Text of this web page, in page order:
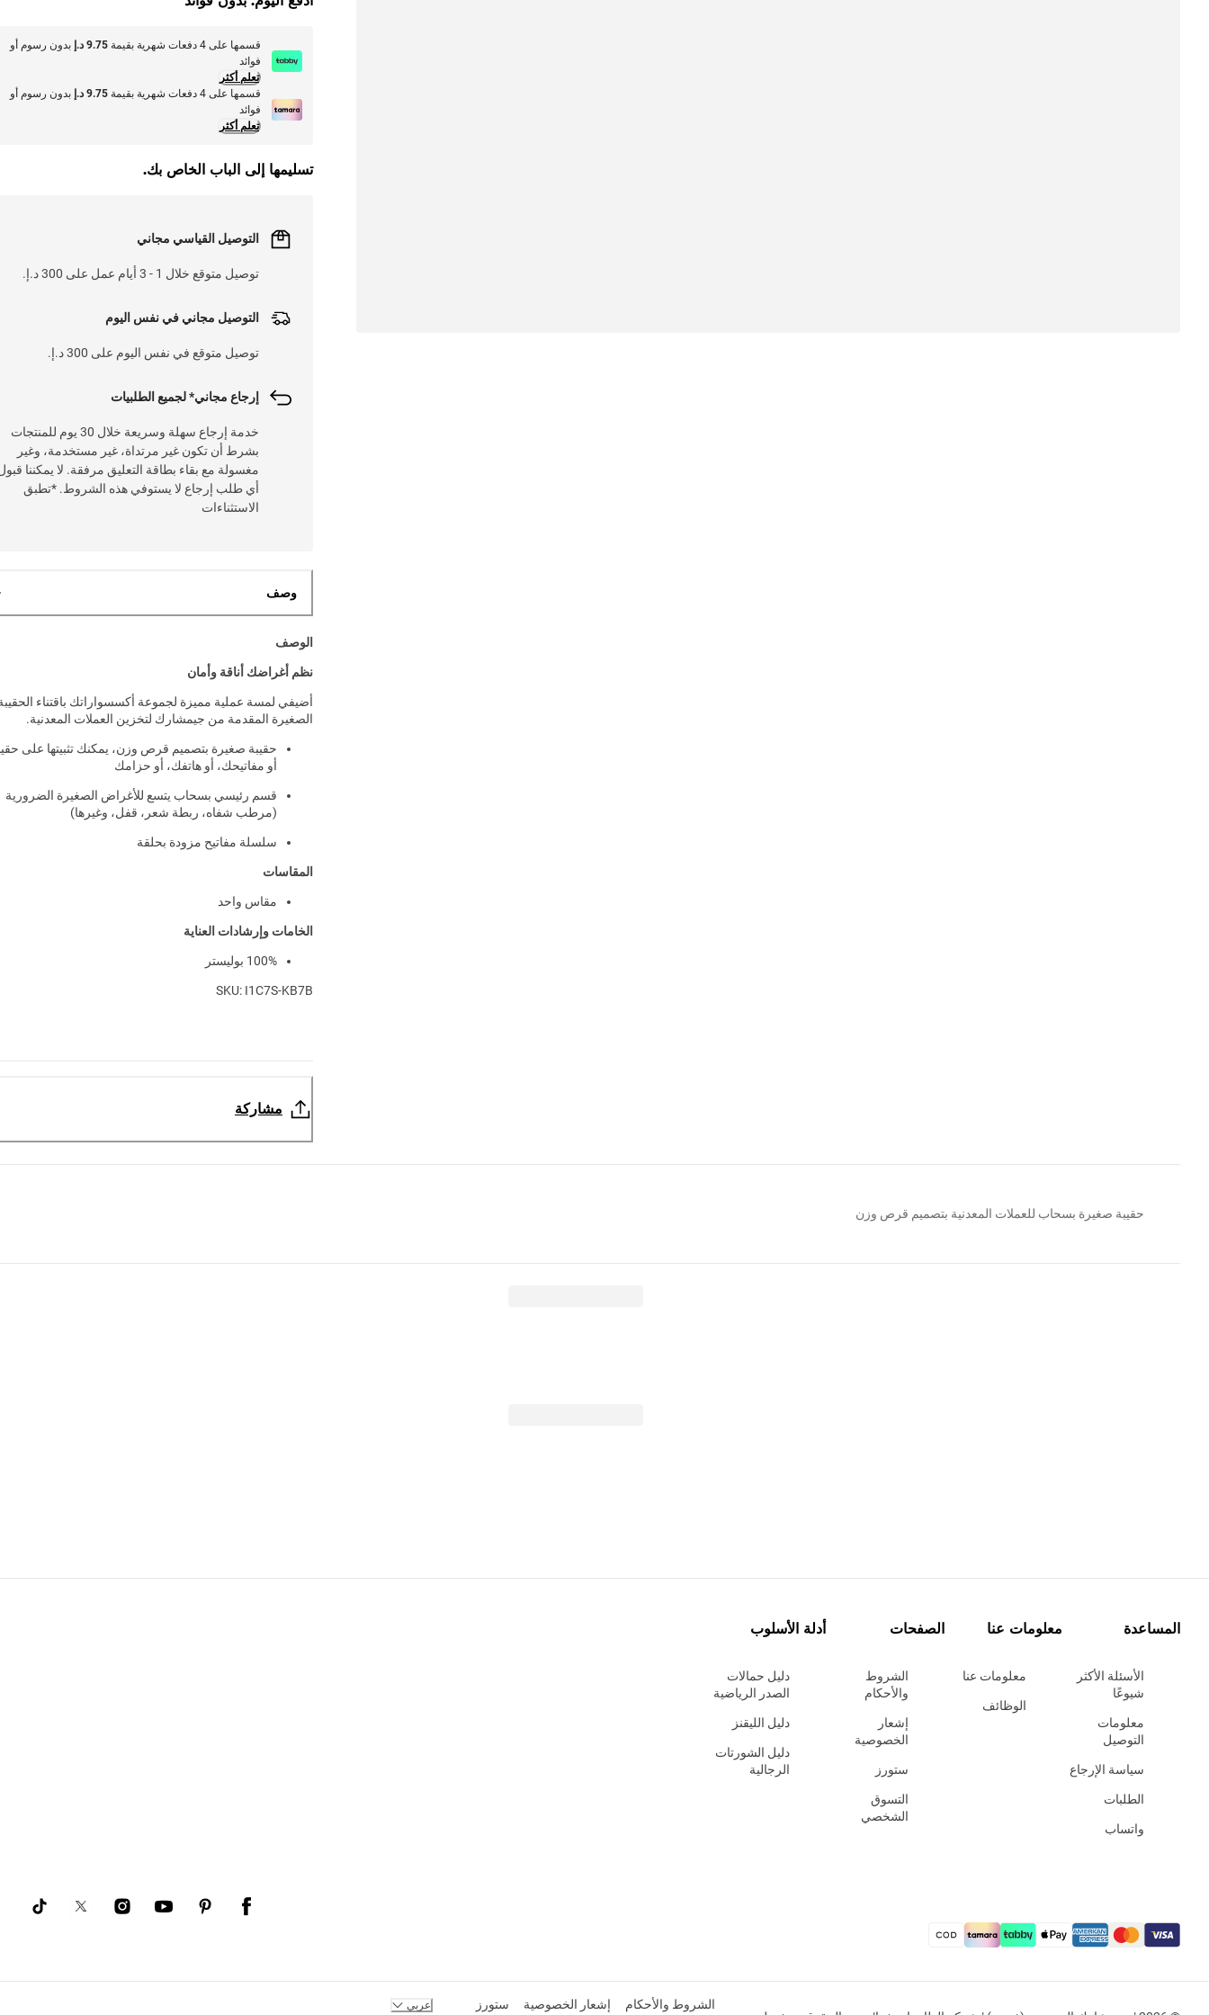
قسمها على 4 دفعات شهرية بقيمة 9.75 د.إ
بدون رسوم أو
فوائد
تعلم أكثر
قسمها على 4 دفعات شهرية بقيمة
9.75 د.إ
بدون رسوم أو
فوائد
تعلم أكثر
تسليمها إلى الباب الخاص بك.
التوصيل القياسي مجاني
توصيل متوقع خلال 1 - 3 أيام عمل على 300 د.إ.
التوصيل مجاني في نفس اليوم
توصيل متوقع في نفس اليوم على 300 د.إ.
إرجاع مجاني* لجميع الطلبيات
خدمة إرجاع سهلة وسريعة خلال 30 يوم للمنتجات
بشرط أن تكون غير مرتداة، غير مستخدمة، وغير
مغسولة مع بقاء بطاقة التعليق مرفقة. لا يمكننا
أي طلب إرجاع لا يستوفي هذه الشروط. *تطبق
الاستثناءات
وصف
الوصف
نظم أغراضك أناقة وأمان
أضيفي لمسة عملية مميزة لجموعة أكسسواراتك باقتناء
الصغيرة المقدمة من جيمشارك لتخزين العملات المعدنية.
حقيبة صغيرة بتصميم قرص وزن، يمكنك تثبيتها على
أو مفاتيحك، أو هاتفك، أو حزامك
قسم رئيسي بسحاب يتسع للأغراض الصغيرة الضرورية
(مرطب شفاه، ربطة شعر، قفل، وغيرها)
سلسلة مفاتيح مزودة بحلقة
المقاسات
مقاس واحد
الخامات وإرشادات العناية
100% بوليستر
SKU: I1C7S-KB7B
مشاركة
حقيبة صغيرة بسحاب للعملات المعدنية بتصميم قرص وزن
المساعدة
الأسئلة الأكثر
شيوعًا
معلومات
التوصيل
سياسة الإرجاع
الطلبات
واتساب
معلومات عنا
معلومات عنا
الوظائف
الصفحات
الشروط
والأحكام
إشعار
الخصوصية
ستورز
التسوق
الشخصي
أدلة الأسلوب
دليل حمالات
الصدر الرياضية
دليل الليقنز
دليل الشورتات
الرجالية
الشروط والأحكام إشعار الخصوصية ستورز عربي